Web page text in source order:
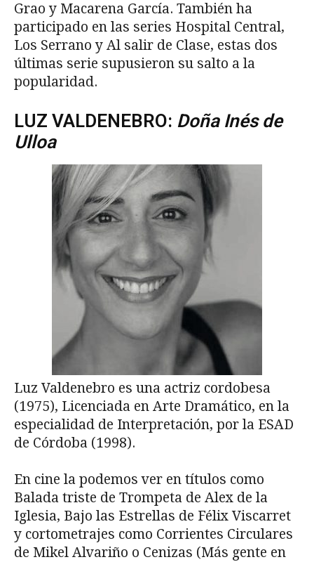
Grao y Macarena García. También ha
participado en las series Hospital Central,
Los Serrano y Al salir de Clase, estas dos
últimas serie supusieron su salto a la
popularidad.
LUZ VALDENEBRO: Doña Inés de
Ulloa
Luz Valdenebro es una actriz cordobesa
(1975), Licenciada en Arte Dramático, en la
especialidad de Interpretación, por la ESAD
de Córdoba (1998).
En cine la podemos ver en títulos como
Balada triste de Trompeta de Alex de la
Iglesia, Bajo las Estrellas de Félix Viscarret
y cortometrajes como Corrientes Circulares
de Mikel Alvariño o Cenizas (Más gente en